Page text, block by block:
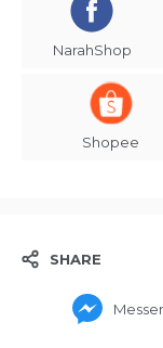
NarahShop
Shopee
SHARE